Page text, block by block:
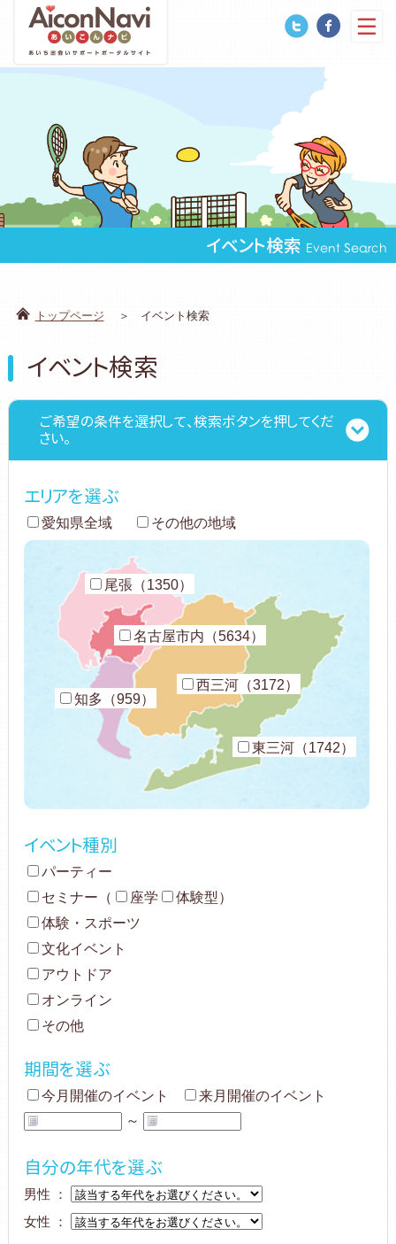
イベント検索 Event Search
トップページ イベント検索
イベント検索
ご希望の条件を選択して、検索ボタンを押してくだ
さい。
エリアを選ぶ
愛知県全域 その他の地域
名古屋市内（5634）
尾張（1350）
知多（959）
西三河（3172）
東三河（1742）
イベント種別
パーティー
セミナー （ 座学 体験型）
体験・スポーツ
文化イベント
アウトドア
オンライン
その他
期間を選ぶ
今月開催のイベント
来月開催のイベント
～
自分の年代を選ぶ
男性 ：
女性 ：